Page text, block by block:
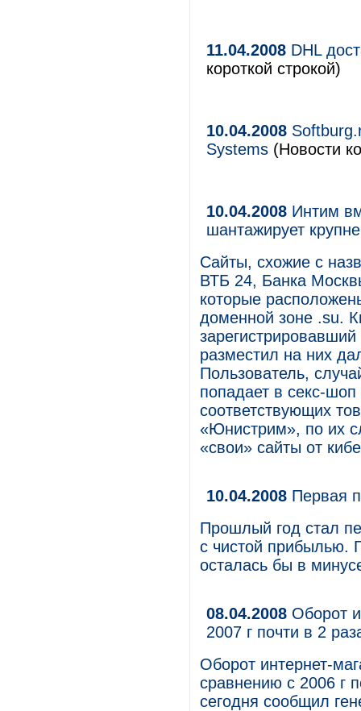
11.04.2008 DHL
короткой строкой)
10.04.2008
Systems (Новости
10.04.2008 Интим
шантажирует
Сайты, схожие с
ВТБ 24, Банка
которые
доменной зоне .su.
разместил на них
Пользователь,
попадает в секс-
соответствующих
«Юнистрим», по их
«свои» сайты от
10.04.2008 Первая
Прошлый год стал
с чистой прибылью.
осталась бы в
08.04.2008 Оборот
2007 г почти в 2
Оборот интернет-
сравнению с 2006 г
сегодня сообщил